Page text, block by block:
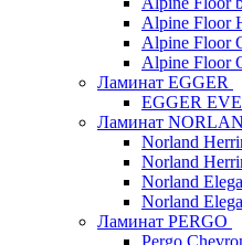
Alpine Floor
Alpine Floor
Alpine Floor
Ламинат EGGER
EGGER
Ламинат
Norland
Norland
Norland
Norland
Ламинат PERGO
Pergo